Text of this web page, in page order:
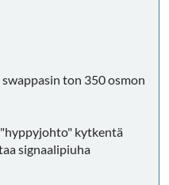
ton 350 osmon
kytkentä
signaalipiuha